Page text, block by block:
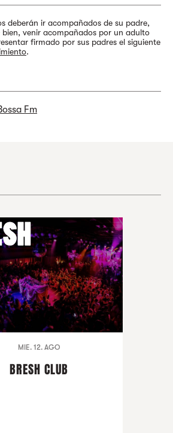
deberán ir acompañados de su padre,
venir acompañados por un adulto
firmado por sus padres el siguiente
.
Fm
MIE. 12. AGO
BRESH CLUB